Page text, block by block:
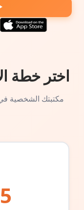
اختر خطة
مكتبتك الشخصية في